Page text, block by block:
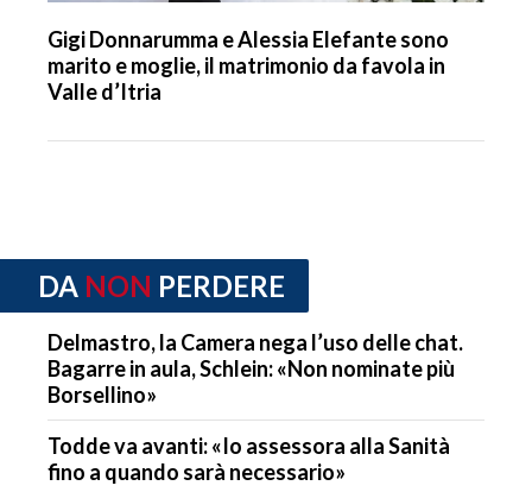
Gigi Donnarumma e Alessia Elefante sono
marito e moglie, il matrimonio da favola in
Valle d’Itria
DA NON PERDERE
Delmastro, la Camera nega l’uso delle chat.
Bagarre in aula, Schlein: «Non nominate più
Borsellino»
Todde va avanti: «Io assessora alla Sanità
fino a quando sarà necessario»